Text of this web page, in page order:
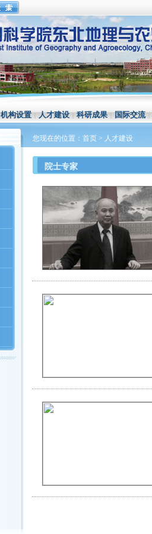
机构设置 人才建设 科研成果 国际交流|
您现在的位置： 首页 > 人才建设
院士专家